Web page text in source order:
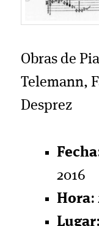
Obras de
Telemann,
Desprez
Fecha
2016
Hora:
Lugar